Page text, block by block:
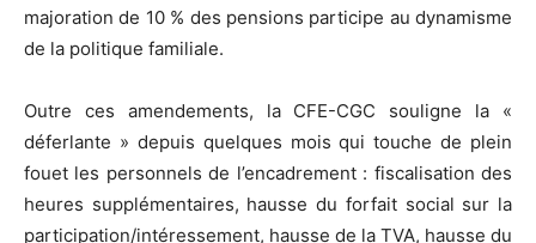
majoration de 10 % des pensions participe au dynamisme
de la politique familiale.
Outre ces amendements, la CFE-CGC souligne la «
déferlante » depuis quelques mois qui touche de plein
fouet les personnels de l’encadrement : fiscalisation des
heures supplémentaires, hausse du forfait social sur la
participation/intéressement, hausse de la TVA, hausse du